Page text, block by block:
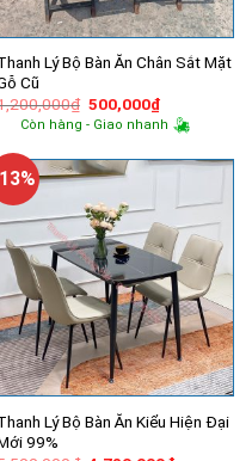
Lý Bộ Bàn Ăn Chân Sắt Mặt
Cũ
₫ Giá
gốc
là:
500,000₫Giá
hiện
tại
500,000₫.
Còn hàng - Giao nhanh
Lý Bộ Bàn Ăn Kiểu Hiện Đại
99%